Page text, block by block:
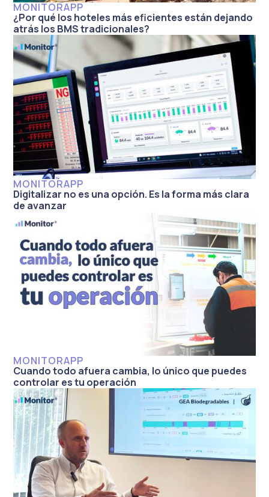
MONITORAPP
¿Por qué los hoteles más eficientes están dejando
atrás los BMS tradicionales?
MONITORAPP
Digitalizar no es una opción. Es la forma más clara
de avanzar
MONITORAPP
Cuando todo afuera cambia, lo único que puedes
controlar es tu operación